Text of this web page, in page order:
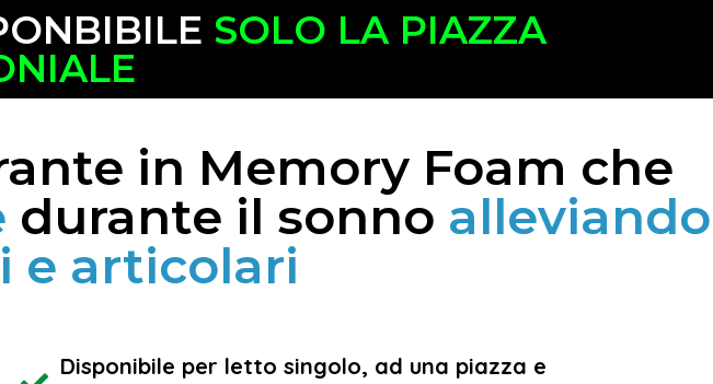
SOLO LA PIAZZA
in Memory Foam che
durante il sonno alleviando
e articolari
Disponibile per letto singolo, ad una piazza e